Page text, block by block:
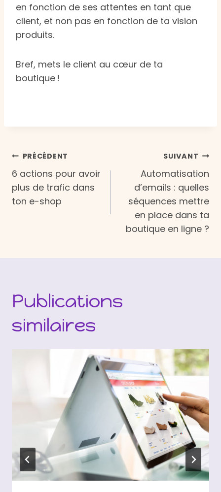
en fonction de ses attentes en tant que
client, et non pas en fonction de ta vision
produits.
Bref, mets le client au cœur de ta
boutique !
Navigation
de
l’article
PRÉCÉDENT
6 actions pour avoir
plus de trafic dans
ton e-shop
SUIVANT
Automatisation
d’emails : quelles
séquences mettre
en place dans ta
boutique en ligne ?
Publications
similaires